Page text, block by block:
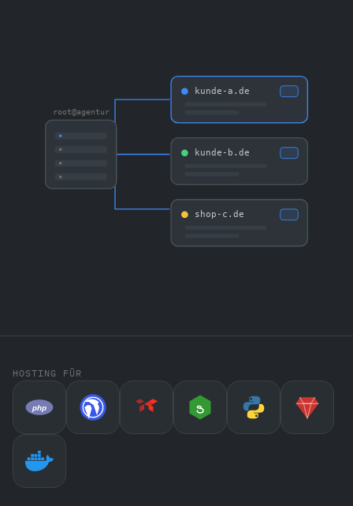
root@agentur
kunde-a.de
kunde-b.de
shop-c.de
HOSTING FÜR
php